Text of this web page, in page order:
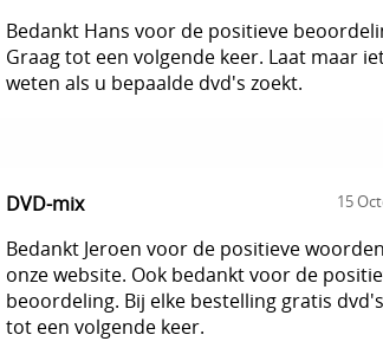
Bedankt Hans voor de positieve
Graag tot een volgende keer. Laat maar
weten als u bepaalde dvd's zoekt.
DVD-mix 15
Bedankt Jeroen voor de positieve
onze website. Ook bedankt voor de
beoordeling. Bij elke bestelling gratis
tot een volgende keer.